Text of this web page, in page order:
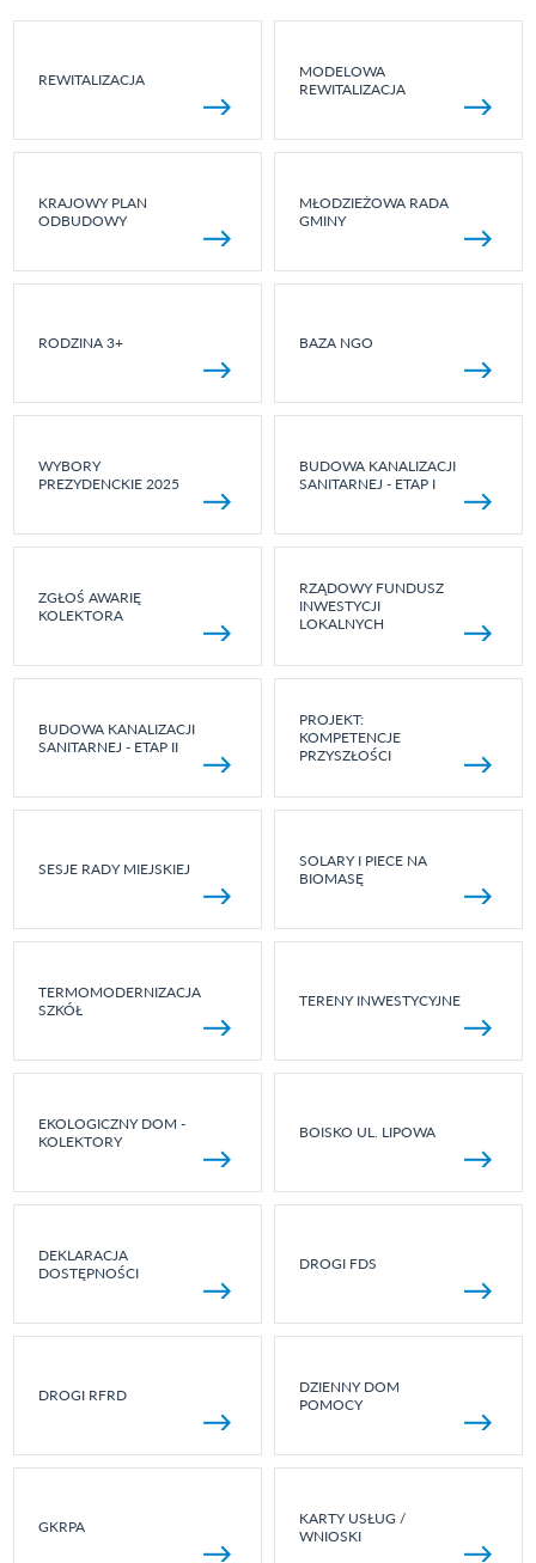
REWITALIZACJA
MODELOWA
REWITALIZACJA
KRAJOWY PLAN
ODBUDOWY
MŁODZIEŻOWA RADA
GMINY
RODZINA 3+ BAZA NGO
WYBORY
PREZYDENCKIE 2025
BUDOWA KANALIZACJI
SANITARNEJ - ETAP I
ZGŁOŚ AWARIĘ
KOLEKTORA
RZĄDOWY FUNDUSZ
INWESTYCJI
LOKALNYCH
BUDOWA KANALIZACJI
SANITARNEJ - ETAP II
PROJEKT:
KOMPETENCJE
PRZYSZŁOŚCI
SESJE RADY MIEJSKIEJ
SOLARY I PIECE NA
BIOMASĘ
TERMOMODERNIZACJA
SZKÓŁ
TERENY INWESTYCYJNE
EKOLOGICZNY DOM -
KOLEKTORY
BOISKO UL. LIPOWA
DEKLARACJA
DOSTĘPNOŚCI
DROGI FDS
DROGI RFRD
DZIENNY DOM
POMOCY
GKRPA
KARTY USŁUG /
WNIOSKI